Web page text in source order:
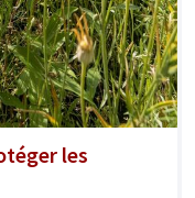
les